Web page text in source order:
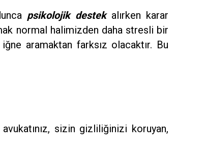
psikolojik destekalırken karar
normal halimizden daha stresli bir
aramaktan farksız olacaktır. Bu
sizin gizliliğinizi koruyan,